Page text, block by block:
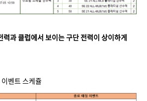
력과 클럽에서 보이는 구단 전력이 상이하게
이벤트 스케쥴